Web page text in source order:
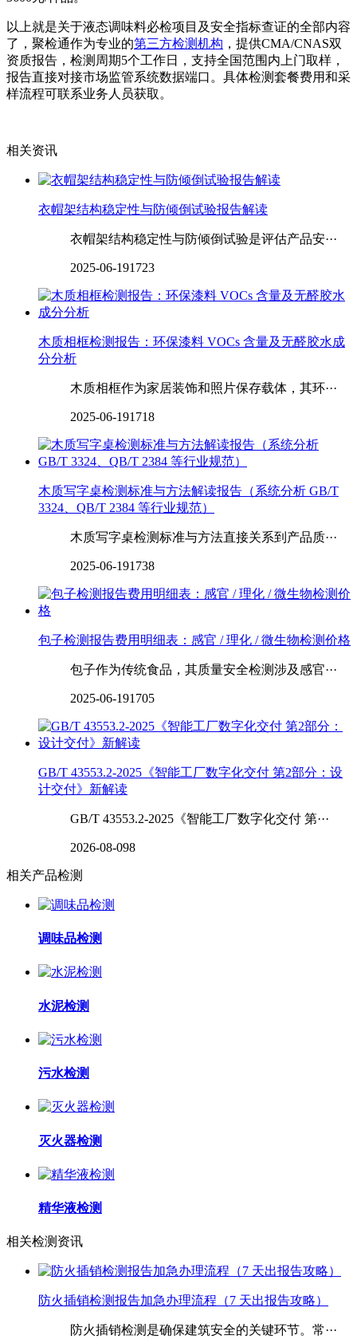
以上就是关于液态调味料必检项目及安全指标查证的全部内容
了，聚检通作为专业的第三方检测机构 ，提供CMA/CNAS双
资质报告，检测周期5个工作日，支持全国范围内上门取样，
报告直接对接市场监管系统数据端口。具体检测套餐费用和采
样流程可联系业务人员获取。
相关资讯
衣帽架结构稳定性与防倾倒试验报告解读
衣帽架结构稳定性与防倾倒试验是评估产品安···
2025-06-191723
木质相框检测报告：环保漆料 VOCs 含量及无醛胶水成
分分析
木质相框作为家居装饰和照片保存载体，其环···
2025-06-191718
木质写字桌检测标准与方法解读报告（系统分析 GB/T
3324、QB/T 2384 等行业规范）
木质写字桌检测标准与方法直接关系到产品质···
2025-06-191738
包子检测报告费用明细表：感官 / 理化 / 微生物检测价格
包子作为传统食品，其质量安全检测涉及感官···
2025-06-191705
GB/T 43553.2-2025《智能工厂数字化交付 第2部分：设
计交付》新解读
GB/T 43553.2-2025《智能工厂数字化交付 第···
2026-08-098
相关产品检测
调味品检测
水泥检测
污水检测
灭火器检测
精华液检测
相关检测资讯
防火插销检测报告加急办理流程（7 天出报告攻略）
防火插销检测是确保建筑安全的关键环节。常···